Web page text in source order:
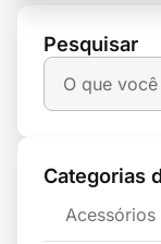
Pesquisar
Categorias